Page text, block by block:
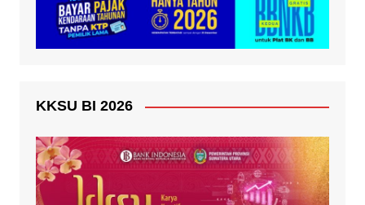
KKSU BI 2026